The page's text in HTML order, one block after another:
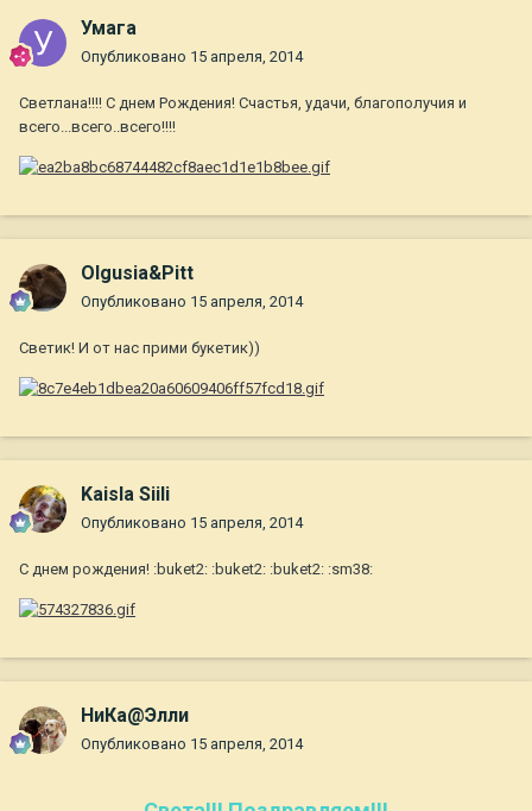
Умага
Опубликовано 15 апреля, 2014
Светлана!!!! С днем Рождения! Счастья, удачи, благополучия и
всего...всего..всего!!!!
Olgusia&Pitt
Опубликовано 15 апреля, 2014
Светик! И от нас прими букетик))
Kaisla Siili
Опубликовано 15 апреля, 2014
С днем рождения! :buket2: :buket2: :buket2: :sm38:
НиКа@Элли
Опубликовано 15 апреля, 2014